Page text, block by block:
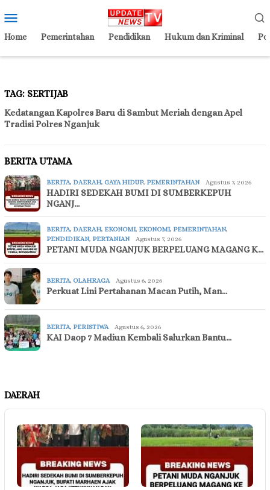
ke
kontenMobile
Home Pemerintahan Pendidikan Hukum dan Kriminal
TAG: SERTIJAB
Kedatangan Kapolres Baru di Sambut Meriah dengan Apel
Tradisi Polres Nganjuk
BERITA UTAMA
BERITA, DAERAH, GAYA HIDUP, PEMERINTAHAN Agustus 7, 2026
HADIRI SEDEKAH BUMI DI SUMBERKEPUH
NGANJ…
BERITA, DAERAH, EKONOMI, EKONOMI, PEMERINTAHAN,
PENDIDIKAN, PERTANIAN Agustus 7, 2026
PETANI MUDA NGANJUK BERPELUANG MAGANG K…
BERITA, OLAHRAGA Agustus 6, 2026
Perkuat Lini Pertahanan Macan Putih, Man…
BERITA, PERISTIWA Agustus 6, 2026
KAI Daop 7 Madiun Kembali Salurkan Bantu…
DAERAH